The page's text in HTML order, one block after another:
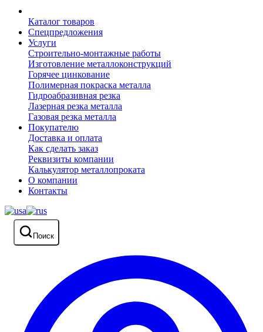
Каталог товаров
Спецпредложения
Услуги
Строительно-монтажные работы
Изготовление металлоконструкций
Горячее цинкование
Полимерная покраска металла
Гидроабразивная резка
Лазерная резка металла
Газовая резка металла
Покупателю
Доставка и оплата
Как сделать заказ
Реквизиты компании
Калькулятор металлопроката
О компании
Контакты
Поиск